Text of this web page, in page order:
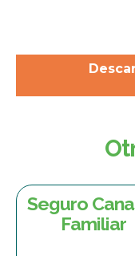
Seguro
Familiar